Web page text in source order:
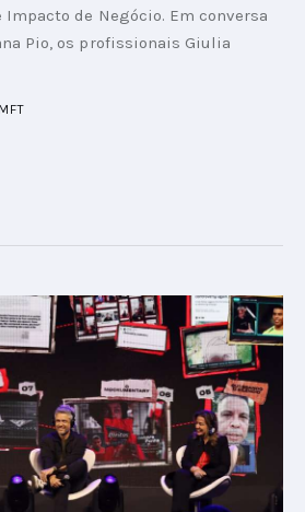
de Negócio. Em conversa
Pio, os profissionais Giulia
MFT